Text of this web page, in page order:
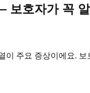
보호자가 꼭
주요 증상이에요.